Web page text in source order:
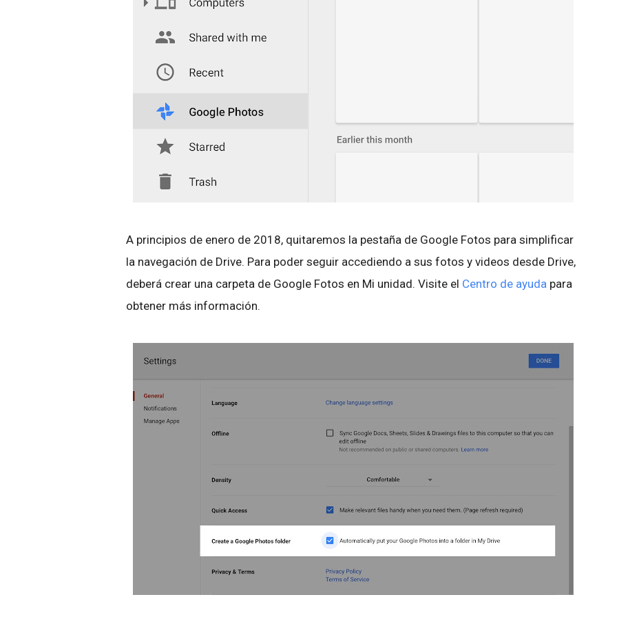
A principios de enero de 2018, quitaremos la pestaña de Google Fotos para simplificar
la navegación de Drive. Para poder seguir accediendo a sus fotos y videos desde Drive,
deberá crear una carpeta de Google Fotos en Mi unidad. Visite el Centro de ayuda para
obtener más información.